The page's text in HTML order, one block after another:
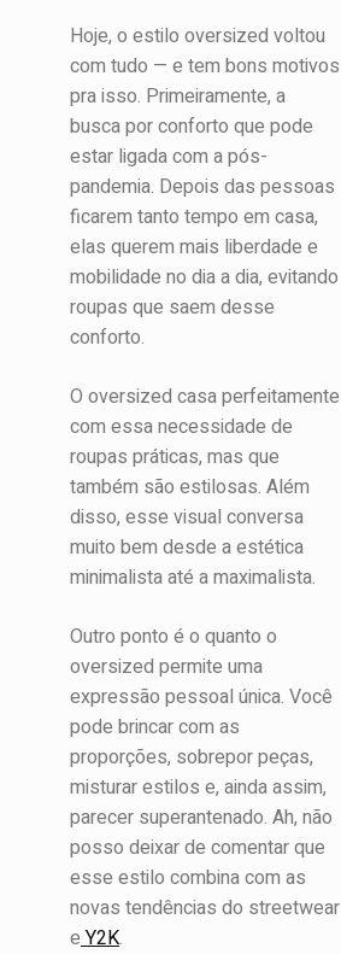
Hoje, o estilo oversized voltou
com tudo — e tem bons motivos
pra isso. Primeiramente, a
busca por conforto que pode
estar ligada com a pós-
pandemia. Depois das pessoas
ficarem tanto tempo em casa,
elas querem mais liberdade e
mobilidade no dia a dia, evitando
roupas que saem desse
conforto.
O oversized casa perfeitamente
com essa necessidade de
roupas práticas, mas que
também são estilosas. Além
disso, esse visual conversa
muito bem desde a estética
minimalista até a maximalista.
Outro ponto é o quanto o
oversized permite uma
expressão pessoal única. Você
pode brincar com as
proporções, sobrepor peças,
misturar estilos e, ainda assim,
parecer superantenado. Ah, não
posso deixar de comentar que
esse estilo combina com as
novas tendências do streetwear
eY2K.